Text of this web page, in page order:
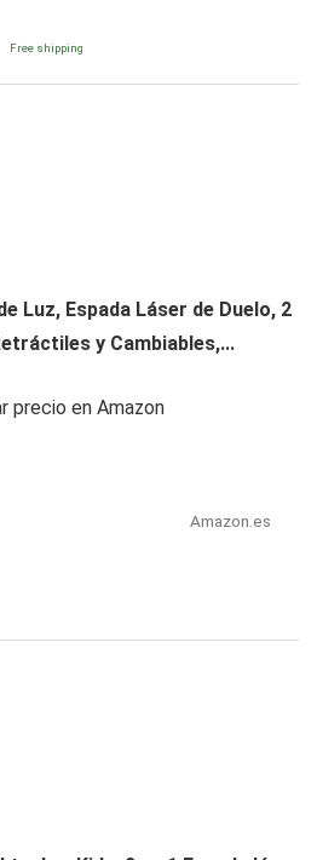
Free shipping
Luz, Espada Láser de Duelo, 2
y Cambiables,...
precio en Amazon
Amazon.es